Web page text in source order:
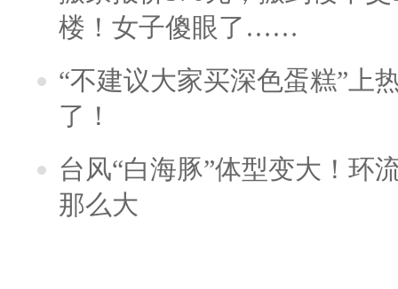
楼！女子傻眼了……
“不建议大家买深色蛋糕”上
了！
台风“白海豚”体型变大！环
那么大